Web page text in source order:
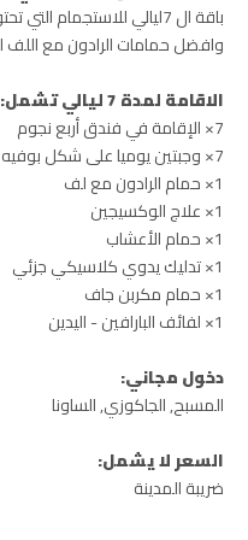
باقة ال 7ليالي للاستجمام
وافضل حمامات الرادون مع اللف
الاقامة لمدة 7 ليالي تشمل:
7× الإقامة في فندق أربع نجوم
7× وجبتين يوميا على شكل بوفيه مفتوح
1× حمام الرادون مع لف
1× علاج الوكسيجين
1× حمام الأعشاب
1× تدليك يدوي كلاسيكي جزئي
1× حمام مكربن جاف
1× لفائف البارافين - اليدين
دخول مجاني:
المسبح, الجاكوزي, الساونا
السعر لا يشمل:
ضريبة المدينة